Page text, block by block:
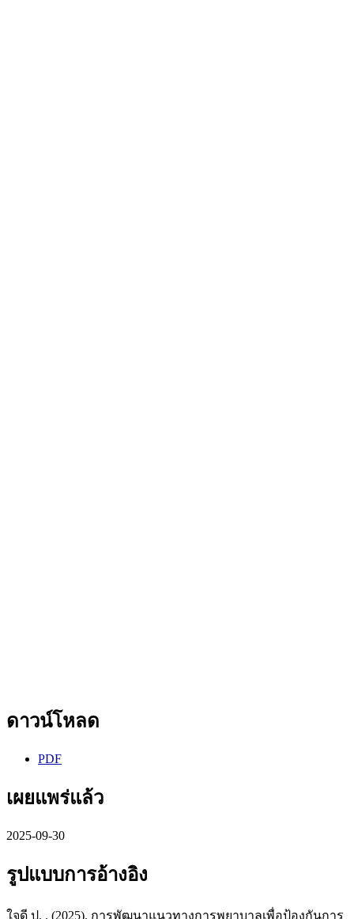
ดาวน์โหลด
PDF
เผยแพร่แล้ว
2025-09-30
รูปแบบการอ้างอิง
ใจดี ป. . (2025). การพัฒนาแนวทางการพยาบาลเพื่อป้องกันการ